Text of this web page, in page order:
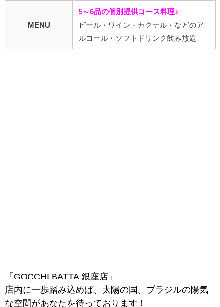
MENU
5～6品の個別提供コース料理♪
ビール・ワイン・カクテル・などのア
ルコール・ソフトドリンク飲み放題
「GOCCHI BATTA 銀座店」
店内に一歩踏み込めば、太陽の国、ブラジルの陽気
な空間があなたを待っております！